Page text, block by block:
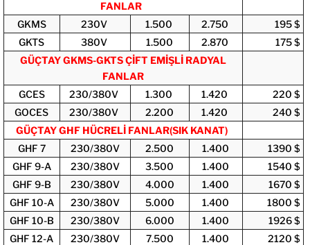
FANLAR
GKMS
230V 1.500 2.750
195 $
GKTS
380V 1.500 2.870
175 $
GÜÇTAY GKMS-GKTS ÇİFT EMİŞLİ RADYAL
FANLAR
GCES
230/380V 1.300 1.420
220 $
GOCES
230/380V 2.200 1.420
240 $
GÜÇTAY GHF HÜCRELİ FANLAR(SIK KANAT)
GHF 7
230/380V 2.500 1.400
1390 $
GHF 9-A
230/380V 3.500 1.400
1540 $
GHF 9-B
230/380V 4.000 1.400
1670 $
GHF 10-A
230/380V 5.000 1.400
1800 $
GHF 10-B
230/380V 6.000 1.400
1926 $
GHF 12-A
230/380V 7.500 1.400
2120 $